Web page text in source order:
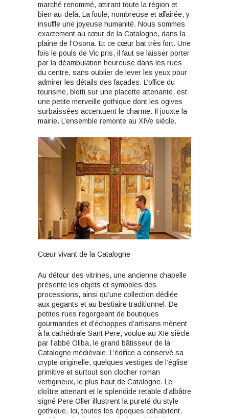
marché renommé, attirant toute la région et
bien au-delà. La foule, nombreuse et affairée, y
insuffle une joyeuse humanité. Nous sommes
exactement au cœur de la Catalogne, dans la
plaine de l’Osona. Et ce cœur bat très fort. Une
fois le pouls de Vic pris, il faut se laisser porter
par la déambulation heureuse dans les rues
du centre, sans oublier de lever les yeux pour
admirer les détails des façades. L’office du
tourisme, blotti sur une placette attenante, est
une petite merveille gothique dont les ogives
surbaissées accentuent le charme. Il jouxte la
mairie. L’ensemble remonte au XIVe siècle.
Cœur vivant de la Catalogne
Au détour des vitrines, une ancienne chapelle
présente les objets et symboles des
processions, ainsi qu’une collection dédiée
aux gegants et au bestiaire traditionnel. De
petites rues regorgeant de boutiques
gourmandes et d’échoppes d’artisans mènent
à la cathédrale Sant Pere, voulue au XIe siècle
par l’abbé Oliba, le grand bâtisseur de la
Catalogne médiévale. L’édifice a conservé sa
crypte originelle, quelques vestiges de l’église
primitive et surtout son clocher roman
vertigineux, le plus haut de Catalogne. Le
cloître attenant et le splendide retable d’albâtre
signé Pere Oller illustrent la pureté du style
gothique. Ici, toutes les époques cohabitent.